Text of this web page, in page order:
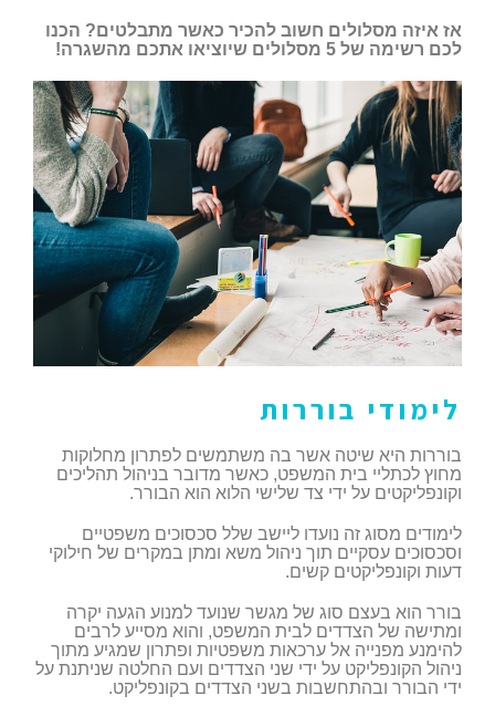
אז איזה מסלולים חשוב להכיר כאשר מתבלטים? הכנו
לכם רשימה של 5 מסלולים שיוציאו אתכם מהשגרה!
לימודי בוררות
בוררות היא שיטה אשר בה משתמשים לפתרון מחלוקות
מחוץ לכתליי בית המשפט, כאשר מדובר בניהול תהליכים
וקונפליקטים על ידי צד שלישי הלוא הוא הבורר.
לימודים מסוג זה נועדו ליישב שלל סכסוכים משפטיים
וסכסוכים עסקיים תוך ניהול משא ומתן במקרים של חילוקי
דעות וקונפליקטים קשים.
בורר הוא בעצם סוג של מגשר שנועד למנוע הגעה יקרה
ומתישה של הצדדים לבית המשפט, והוא מסייע לרבים
להימנע מפנייה אל ערכאות משפטיות ופתרון שמגיע מתוך
ניהול הקונפליקט על ידי שני הצדדים ועם החלטה שניתנת על
ידי הבורר ובהתחשבות בשני הצדדים בקונפליקט.